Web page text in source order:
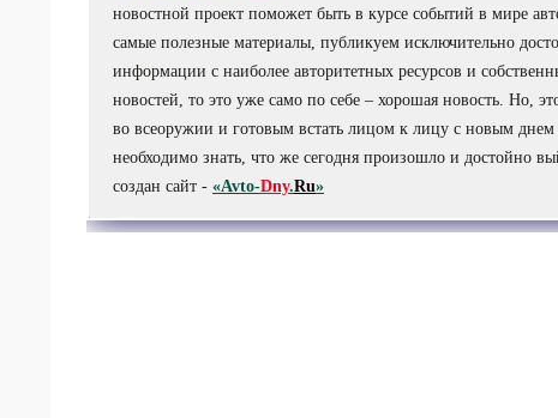
новостной проект поможет быть в курсе событий в мире
самые полезные материалы, публикуем исключительно
информации с наиболее авторитетных ресурсов и
новостей, то это уже само по себе – хорошая новость. Но,
во всеоружии и готовым встать лицом к лицу с новым
необходимо знать, что же сегодня произошло и достойно
создан сайт - «Avto-Dny.Ru»